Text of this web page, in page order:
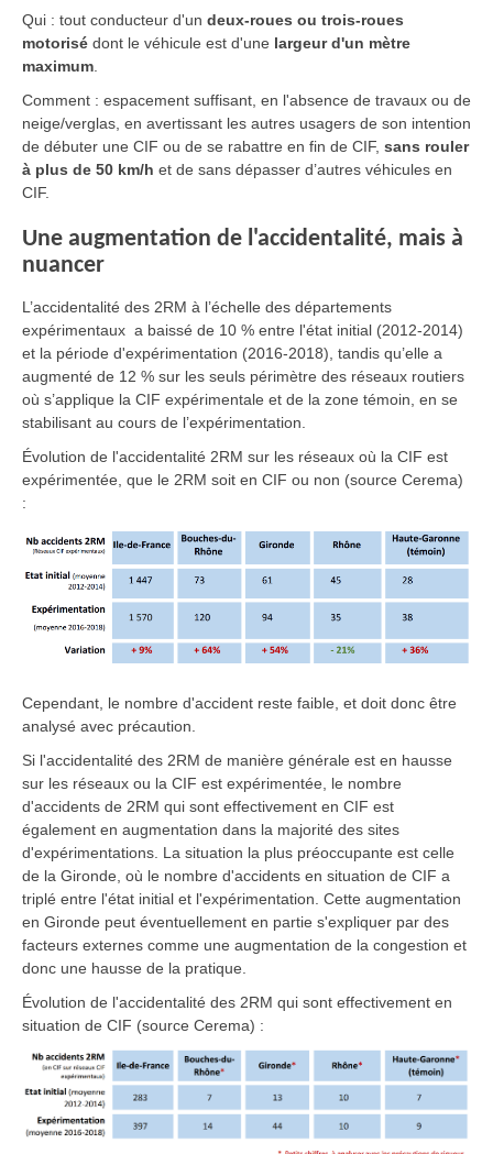
Qui : tout conducteur d'un deux-roues ou trois-roues
motorisé dont le véhicule est d'une largeur d'un mètre
maximum.
Comment : espacement suffisant, en l'absence de travaux ou de
neige/verglas, en avertissant les autres usagers de son intention
de débuter une CIF ou de se rabattre en fin de CIF, sans rouler
à plus de 50 km/h et de sans dépasser d’autres véhicules en
CIF.
Une augmentation de l'accidentalité, mais à
nuancer
L’accidentalité des 2RM à l’échelle des départements
expérimentaux a baissé de 10 % entre l'état initial (2012-2014)
et la période d'expérimentation (2016-2018), tandis qu’elle a
augmenté de 12 % sur les seuls périmètre des réseaux routiers
où s’applique la CIF expérimentale et de la zone témoin, en se
stabilisant au cours de l’expérimentation.
Évolution de l'accidentalité 2RM sur les réseaux où la CIF est
expérimentée, que le 2RM soit en CIF ou non (source Cerema)
:
Cependant, le nombre d'accident reste faible, et doit donc être
analysé avec précaution.
Si l'accidentalité des 2RM de manière générale est en hausse
sur les réseaux ou la CIF est expérimentée, le nombre
d'accidents de 2RM qui sont effectivement en CIF est
également en augmentation dans la majorité des sites
d'expérimentations. La situation la plus préoccupante est celle
de la Gironde, où le nombre d'accidents en situation de CIF a
triplé entre l'état initial et l'expérimentation. Cette augmentation
en Gironde peut éventuellement en partie s'expliquer par des
facteurs externes comme une augmentation de la congestion et
donc une hausse de la pratique.
Évolution de l'accidentalité des 2RM qui sont effectivement en
situation de CIF (source Cerema) :